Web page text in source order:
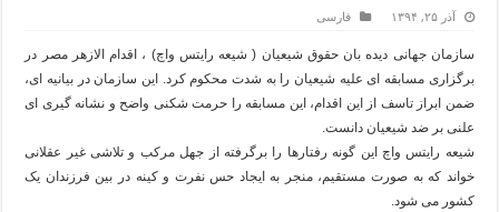
آذر ۲۵, ۱۳۹۴ فارسی
سازمان جهانی دیده بان حقوق شیعیان ( شیعه رایتس واچ) ، اقدام الازهر مصر در
برگزاری مسابقه ای علیه شیعیان را به شدت محکوم کرد. این سازمان در بیانیه ای،
ضمن ابراز تاسف از این اقدام، این مسابقه را حرمت شکنی واضح و نشانه گیری ای
علنی بر ضد شیعیان دانست.
شیعه رایتس واچ این گونه رفتارها را برگرفته از جهل مرکب و تلاشی غیر عقلانی
خواند که به صورت مستقیم، منجر به ایجاد حس نفرت و کینه در بین فرزندان یک
کشور می شود.